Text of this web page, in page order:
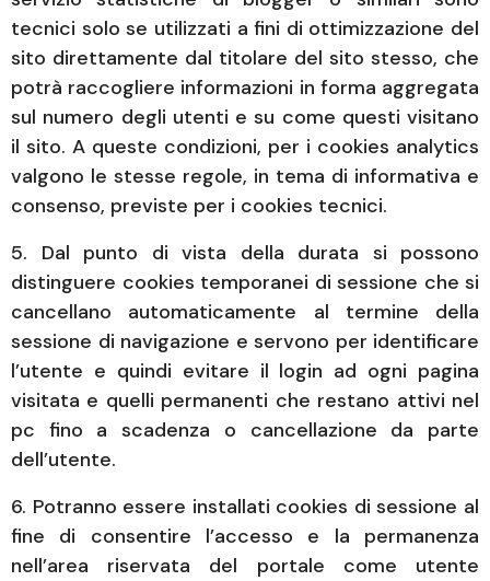
tecnici solo se utilizzati a fini di ottimizzazione del
sito direttamente dal titolare del sito stesso, che
potrà raccogliere informazioni in forma aggregata
sul numero degli utenti e su come questi visitano
il sito. A queste condizioni, per i cookies analytics
valgono le stesse regole, in tema di informativa e
consenso, previste per i cookies tecnici.
5. Dal punto di vista della durata si possono
distinguere cookies temporanei di sessione che si
cancellano automaticamente al termine della
sessione di navigazione e servono per identificare
l’utente e quindi evitare il login ad ogni pagina
visitata e quelli permanenti che restano attivi nel
pc fino a scadenza o cancellazione da parte
dell’utente.
6. Potranno essere installati cookies di sessione al
fine di consentire l’accesso e la permanenza
nell’area riservata del portale come utente